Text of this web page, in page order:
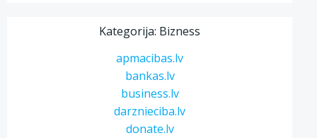
Kategorija: Bizness
apmacibas.lv
bankas.lv
business.lv
darznieciba.lv
donate.lv